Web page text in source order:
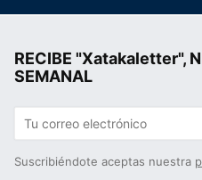
RECIBE "Xatakaletter",
SEMANAL
Suscribiéndote aceptas nuestra